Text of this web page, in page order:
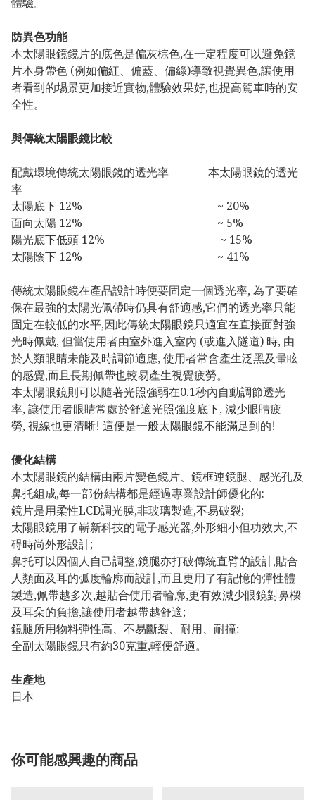
防異色功能
本太陽眼鏡鏡片的底色是偏灰棕色,在一定程度可以避免鏡
片本身帶色 (例如偏紅、偏藍、偏綠)導致視覺異色,讓使用
者看到的埸景更加接近實物,體驗效果好,也提高駕車時的安
全性。
與傳統太陽眼鏡比較
配戴環境傳統太陽眼鏡的透光率 本太陽眼鏡的透光
率
太陽底下 12% ~ 20%
面向太陽 12% ~ 5%
陽光底下低頭 12% ~ 15%
太陽陰下 12% ~ 41%
傳統太陽眼鏡在產品設計時便要固定一個透光率, 為了要確
保在最強的太陽光佩帶時仍具有舒適感,它們的透光率只能
固定在較低的水平,因此傳統太陽眼鏡只適宜在直接面對強
光時佩戴, 但當使用者由室外進入室內 (或進入隧道) 時, 由
於人類眼睛未能及時調節適應, 使用者常會產生泛黑及暈眩
的感覺,而且長期佩帶也較易產生視覺疲勞。
本太陽眼鏡則可以隨著光照強弱在0.1秒內自動調節透光
率, 讓使用者眼睛常處於舒適光照強度底下, 減少眼睛疲
勞, 視線也更清晰! 這便是一般太陽眼鏡不能滿足到的!
優化結構
本太陽眼鏡的結構由兩片變色鏡片、鏡框連鏡腿、感光孔及
鼻托組成,每一部份結構都是經過專業設計師優化的:
鏡片是用柔性LCD調光膜,非玻璃製造,不易破裂;
太陽眼鏡用了嶄新科技的電子感光器,外形細小但功效大,不
碍時尚外形設計;
鼻托可以因個人自己調整,鏡腿亦打破傳統直臂的設計,貼合
人類面及耳的弧度輪廓而設計,而且更用了有記憶的彈性體
製造,佩帶越多次,越貼合使用者輪廓,更有效減少眼鏡對鼻樑
及耳朵的負擔,讓使用者越帶越舒適;
鏡腿所用物料彈性高、不易斷裂、耐用、耐撞;
全副太陽眼鏡只有約30克重,輕便舒適。
生產地
日本
你可能感興趣的商品